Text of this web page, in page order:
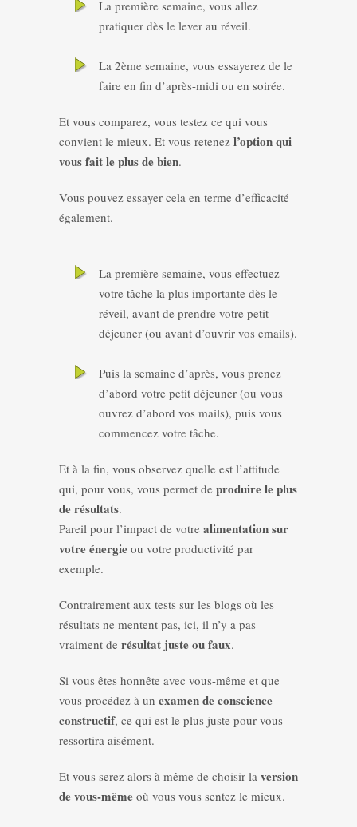
La première semaine, vous allez
pratiquer dès le lever au réveil.
La 2ème semaine, vous essayerez de le
faire en fin d’après-midi ou en soirée.
Et vous comparez, vous testez ce qui vous
convient le mieux. Et vous retenez l’option qui
vous fait le plus de bien.
Vous pouvez essayer cela en terme d’efficacité
également.
La première semaine, vous effectuez
votre tâche la plus importante dès le
réveil, avant de prendre votre petit
déjeuner (ou avant d’ouvrir vos emails).
Puis la semaine d’après, vous prenez
d’abord votre petit déjeuner (ou vous
ouvrez d’abord vos mails), puis vous
commencez votre tâche.
Et à la fin, vous observez quelle est l’attitude
qui, pour vous, vous permet de produire le plus
de résultats.
Pareil pour l’impact de votre alimentation sur
votre énergie ou votre productivité par
exemple.
Contrairement aux tests sur les blogs où les
résultats ne mentent pas, ici, il n’y a pas
vraiment de résultat juste ou faux.
Si vous êtes honnête avec vous-même et que
vous procédez à un examen de conscience
constructif, ce qui est le plus juste pour vous
ressortira aisément.
Et vous serez alors à même de choisir la version
de vous-même où vous vous sentez le mieux.